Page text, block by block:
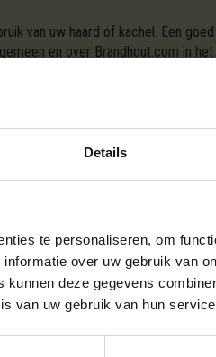
Details
te personaliseren, om
over uw gebruik van
deze gegevens
van uw gebruik van hun
van uw haard of kachel. Een
en over Brandhout.com in
open haard of cassette.
kunt kopen in Zedelgem.
levering in Zedelgem?
VOOR DE